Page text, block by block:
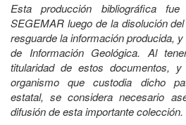
Esta producción bibliográfica
SEGEMAR luego de la disolución
resguarde la información producida,
de Información Geológica. Al
titularidad de estos documentos,
organismo que custodia dicho
estatal, se considera necesario
difusión de esta importante colección.